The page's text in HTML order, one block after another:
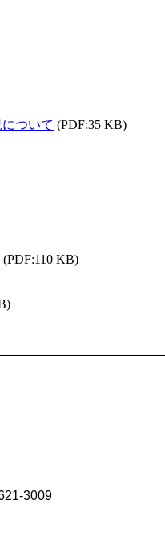
ついて (PDF:35 KB)
(PDF:110 KB)
3009